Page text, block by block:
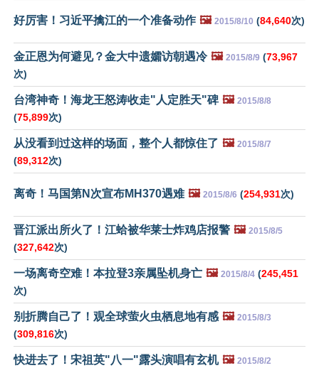
好厉害！习近平擒江的一个准备动作 🖼️ 2015/8/10 (84,640次)
金正恩为何避见？金大中遗孀访朝遇冷 🖼️ 2015/8/9 (73,967
次)
台湾神奇！海龙王怒涛收走"人定胜天"碑 🖼️ 2015/8/8
(75,899次)
从没看到过这样的场面，整个人都惊住了 🖼️ 2015/8/7
(89,312次)
离奇！马国第N次宣布MH370遇难 🖼️ 2015/8/6 (254,931次)
晋江派出所火了！江蛤被华莱士炸鸡店报警 🖼️ 2015/8/5
(327,642次)
一场离奇空难！本拉登3亲属坠机身亡 🖼️ 2015/8/4 (245,451
次)
别折腾自己了！观全球萤火虫栖息地有感 🖼️ 2015/8/3
(309,816次)
快进去了！宋祖英"八一"露头演唱有玄机 🖼️ 2015/8/2